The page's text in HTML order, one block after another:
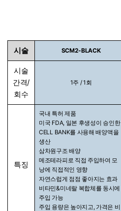
시술 SCM2-BLACK
시술
간격/
회수
1주 / 1회
특징
국내 특허 제품
미국 FDA, 일본 후생성이 승인한
CELL BANK를 사용해 배양액을
생산
삼차원구조 배양
메조테라피로 직접 주입하여 모
낭에 직접적인 영향
자연스럽게 점점 좋아지는 효과
비타민&미네랄 복합체를 동시에
주입 가능
주입 용량은 높아지고, 가격은 비